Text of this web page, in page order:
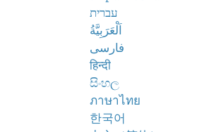
עברית
اَلْعَرَبِيَّةُ
فارسی
हिन्दी
සිංහල
ภาษาไทย
한국어